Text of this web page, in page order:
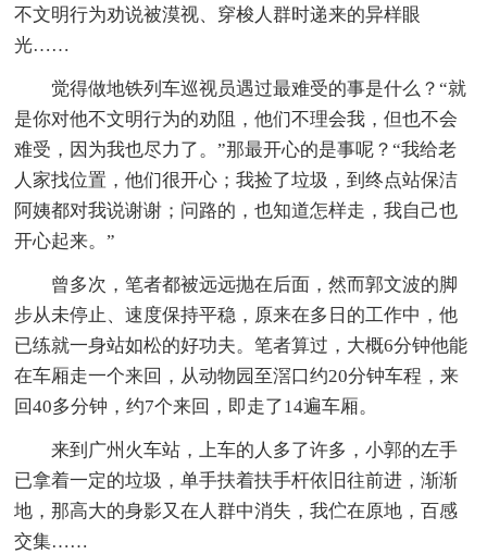
不文明行为劝说被漠视、穿梭人群时递来的异样眼
光……
觉得做地铁列车巡视员遇过最难受的事是什么？“就
是你对他不文明行为的劝阻，他们不理会我，但也不会
难受，因为我也尽力了。”那最开心的是事呢？“我给老
人家找位置，他们很开心；我捡了垃圾，到终点站保洁
阿姨都对我说谢谢；问路的，也知道怎样走，我自己也
开心起来。”
曾多次，笔者都被远远抛在后面，然而郭文波的脚
步从未停止、速度保持平稳，原来在多日的工作中，他
已练就一身站如松的好功夫。笔者算过，大概6分钟他能
在车厢走一个来回，从动物园至滘口约20分钟车程，来
回40多分钟，约7个来回，即走了14遍车厢。
来到广州火车站，上车的人多了许多，小郭的左手
已拿着一定的垃圾，单手扶着扶手杆依旧往前进，渐渐
地，那高大的身影又在人群中消失，我伫在原地，百感
交集……